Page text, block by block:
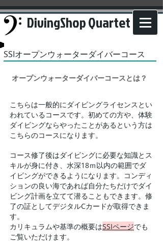
DivingShop Quartet
​SSIオープンウォーターダイバーコース
​オープンウォーターダイバーコースとは？
こちらは一般的にダイビングライセンスとい
われているコースです。初めての方や、体験
ダイビングならやったことがあるという方は
こちらのコースになります。
​コース修了後はダイビングに必要な知識とス
キルが身に付き、水深18ｍ以内の範囲でダ
イビングができるようになります。コンディ
ションの良い海であれば自分たちだけでダイ
ビング計画を立てて潜ることもできます。修
了の証としてデジタルCカードが取得できま
す。
​カリキュラムや基準の概要はSSIページでも
ご覧いただけます。